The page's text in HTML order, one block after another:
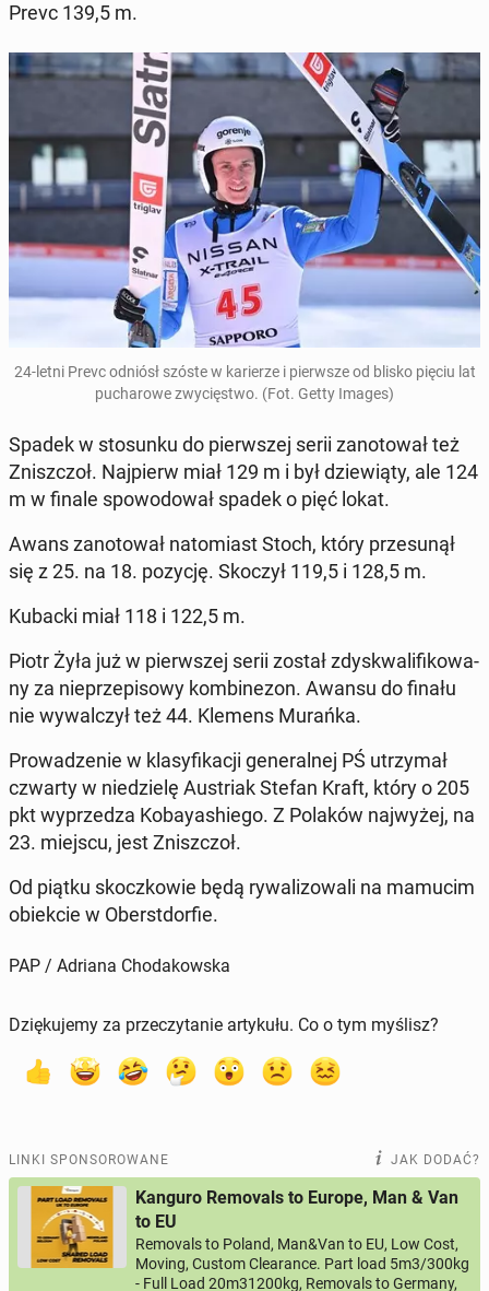
Prevc 139,5 m.
24-letni Prevc odniósł szóste w ka­rie­rze i pierw­sze od blisko pięciu lat
pu­cha­ro­we zwy­cię­stwo. (Fot. Getty Images)
Spadek w sto­sun­ku do pierw­szej serii za­no­to­wał też
Znisz­czoł. Naj­pierw miał 129 m i był dzie­wią­ty, ale 124
m w finale spo­wo­do­wał spadek o pięć lokat.
Awans za­no­to­wał na­to­miast Stoch, który prze­su­nął
się z 25. na 18. pozycję. Skoczył 119,5 i 128,5 m.
Kubacki miał 118 i 122,5 m.
Piotr Żyła już w pierw­szej serii został zdys­kwa­li­fi­ko­wa­
ny za nie­prze­pi­so­wy kom­bi­ne­zon. Awansu do finału
nie wy­wal­czył też 44. Klemens Murańka.
Pro­wa­dze­nie w kla­sy­fi­ka­cji ge­ne­ral­nej PŚ utrzy­mał
czwarty w nie­dzie­lę Au­striak Stefan Kraft, który o 205
pkt wy­prze­dza Ko­bay­ashie­go. Z Polaków naj­wy­żej, na
23. miejscu, jest Znisz­czoł.
Od piątku skocz­ko­wie będą ry­wa­li­zo­wa­li na mamucim
obiek­cie w Obe­rst­dor­fie.
PAP / Adriana Chodakowska
Dziękujemy za przeczytanie artykułu. Co o tym myślisz?
LINKI SPONSOROWANE JAK DODAĆ?
Kanguro Removals to Europe, Man & Van
to EU
Removals to Poland, Man&Van to EU, Low Cost,
Moving, Custom Clearance. Part load 5m3/300kg
- Full Load 20m31200kg, Removals to Germany,